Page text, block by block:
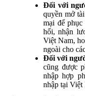
Đối với
quyền mở
mại để
hối, nhận
Việt Nam,
ngoài cho
Đối với
cũng được
nhập hợp
nhập tại Việt